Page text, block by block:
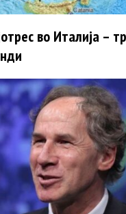
во Италија –